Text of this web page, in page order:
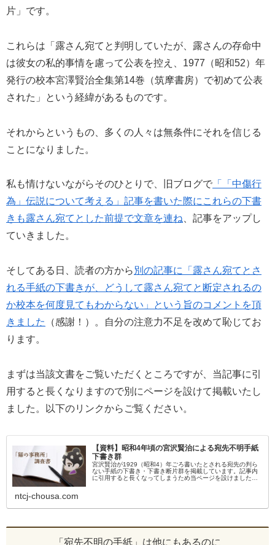
片」です。
これらは「露さん宛てと判明していたが、露さんの存命中
は彼女の私的事情を慮って公表を控え、1977（昭和52）年
発行の校本宮澤賢治全集第14巻（筑摩書房）で初めて公表
された」という経緯があるものです。
それからというもの、多くの人々は無条件にそれを信じる
ことになりました。
私も情けないながらそのひとりで、旧ブログで 「「中傷行
為」伝説について考える」記事を書いた際にこれらの下書
きも露さん宛てとした前提で文章を連ね、記事をアップし
ていきました。
そしてある日、読者の方から 別の記事に「露さん宛てとさ
れる手紙の下書きが、どうして露さん宛てと断定されるの
か校本を何度見てもわからない」という旨のコメントを頂
きました
（感謝！）。自分の注意力不足を改めて恥じてお
ります。
まずは当該文書をご覧いただくところですが、当記事に引
用すると長くなりますので別にページを設けて掲載いたし
ました。以下のリンクからご覧ください。
【資料】昭和4年頃の宮沢賢治による宛先不明手紙
下書き群
宮沢賢治が1929（昭和4）年ごろ書いたとされる宛先の判ら
ない手紙の下書き・下書き断片群を掲載しています。記事内
に引用すると長くなってしまうため当ページを設けました。
ntcj-chousa.com
「宛先不明の手紙」は他にもあるのに